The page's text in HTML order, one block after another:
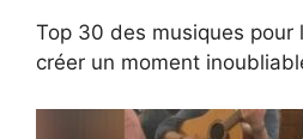
Top 30 des musiques pour
créer un moment